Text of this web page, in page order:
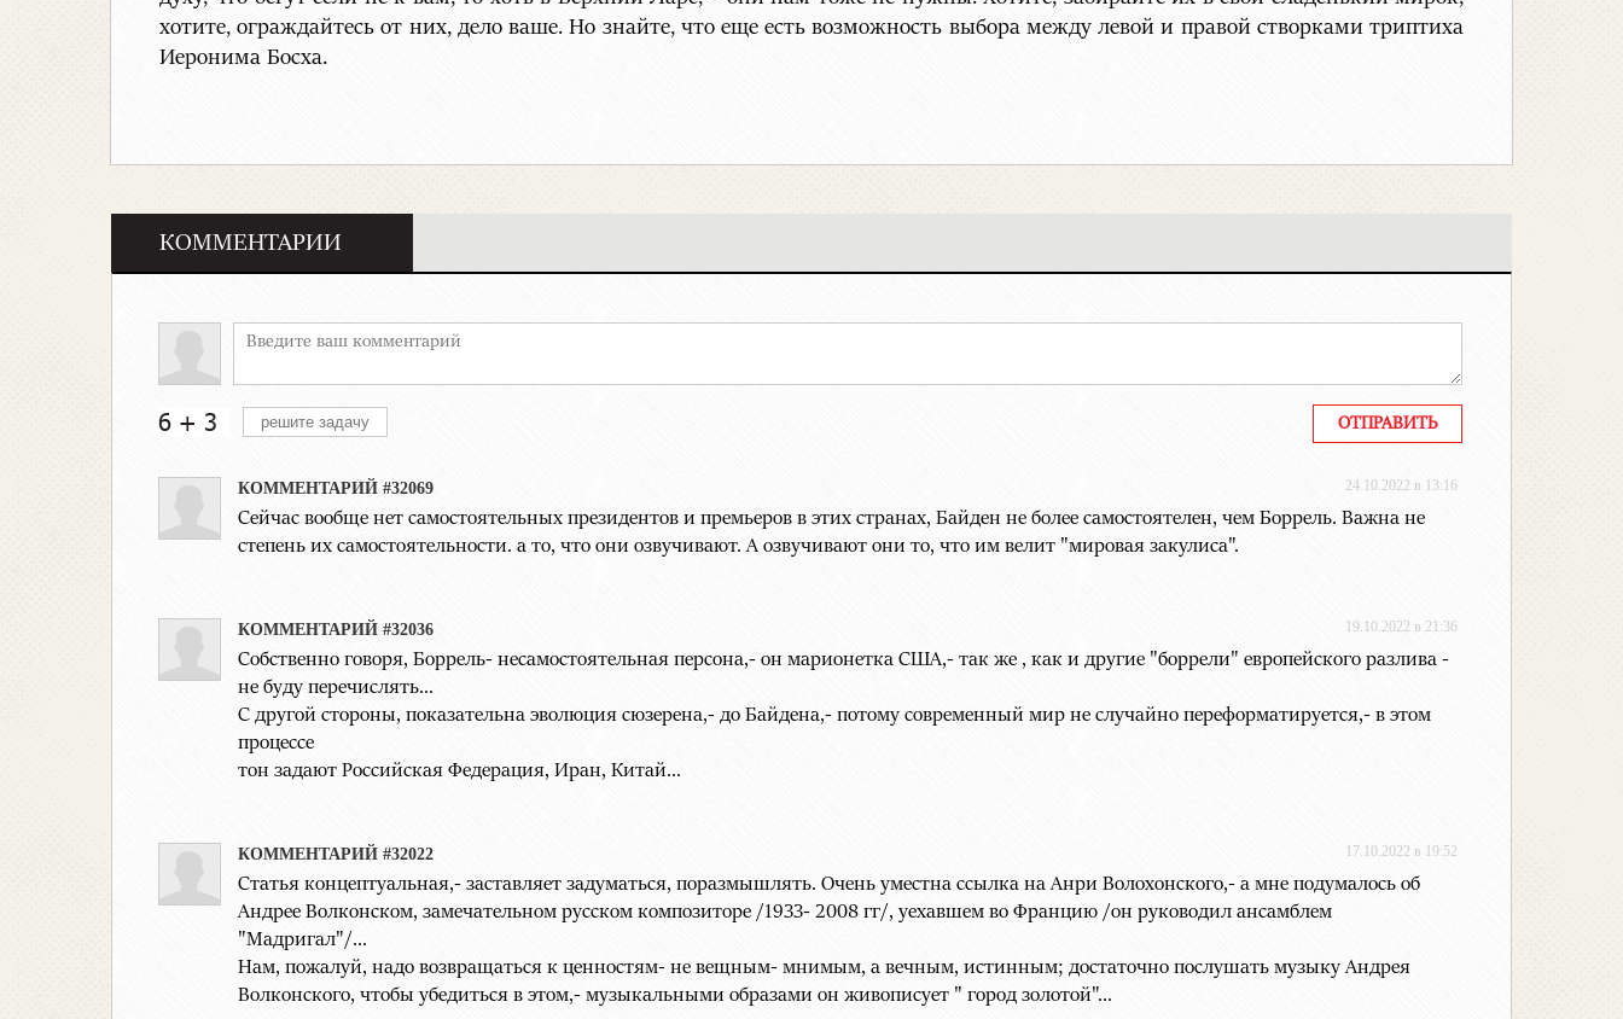
хотите, ограждайтесь от них, дело ваше. Но знайте, что еще есть возможность выбора между левой и правой створками триптиха
Иеронима Босха.
КОММЕНТАРИИ
КОММЕНТАРИЙ #32069 24.10.2022 в 13:16
Сейчас вообще нет самостоятельных президентов и премьеров в этих странах, Байден не более самостоятелен, чем Боррель. Важна не
степень их самостоятельности. а то, что они озвучивают. А озвучивают они то, что им велит "мировая закулиса".
КОММЕНТАРИЙ #32036 19.10.2022 в 21:36
Собственно говоря, Боррель- несамостоятельная персона,- он марионетка США,- так же , как и другие "боррели" европейского разлива -
не буду перечислять...
С другой стороны, показательна эволюция сюзерена,- до Байдена,- потому современный мир не случайно переформатируется,- в этом
процессе
тон задают Российская Федерация, Иран, Китай...
КОММЕНТАРИЙ #32022 17.10.2022 в 19:52
Статья концептуальная,- заставляет задуматься, поразмышлять. Очень уместна ссылка на Анри Волохонского,- а мне подумалось об
Андрее Волконском, замечательном русском композиторе /1933- 2008 гг/, уехавшем во Францию /он руководил ансамблем
"Мадригал"/...
Нам, пожалуй, надо возвращаться к ценностям- не вещным- мнимым, а вечным, истинным; достаточно послушать музыку Андрея
Волконского, чтобы убедиться в этом,- музыкальными образами он живописует " город золотой"...